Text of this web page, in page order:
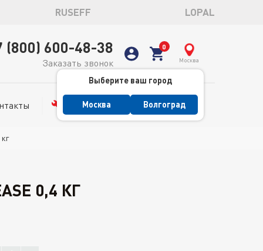
RUSEFF LOPAL
(800) 600-48-38
Заказать звонок Москва
Выберите ваш город
Москва Волгоград
Сервис
0,4 КГ